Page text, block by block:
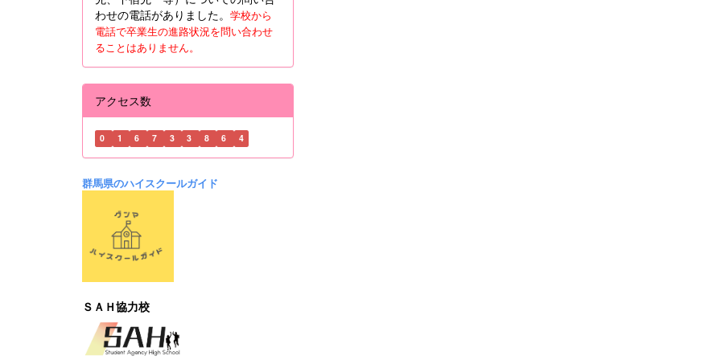
わせの電話がありました。 学校から
電話で卒業生の進路状況を問い合わせ
ることはありません。
アクセス数
0 1 6 7 3 3 8 6 4
群馬県のハイスクールガイド
ＳＡＨ協力校